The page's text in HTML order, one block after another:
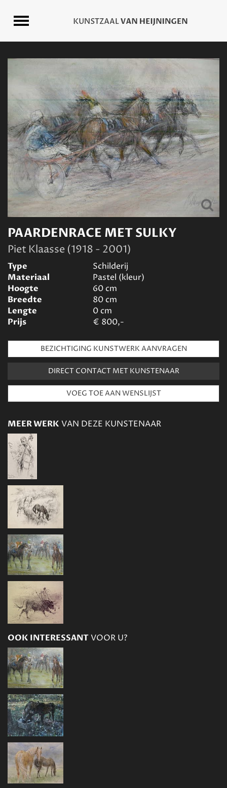
PAARDENRACE MET SULKY
Piet Klaasse (1918 - 2001)
Type
Schilderij
Materiaal
Pastel (kleur)
Hoogte
60cm
Breedte
80cm
Lengte
0cm
Prijs
€ 800,-
BEZICHTIGING KUNSTWERK AANVRAGEN
DIRECT CONTACT MET KUNSTENAAR
MEER WERK VAN DEZE KUNSTENAAR
OOK INTERESSANTVOOR U?